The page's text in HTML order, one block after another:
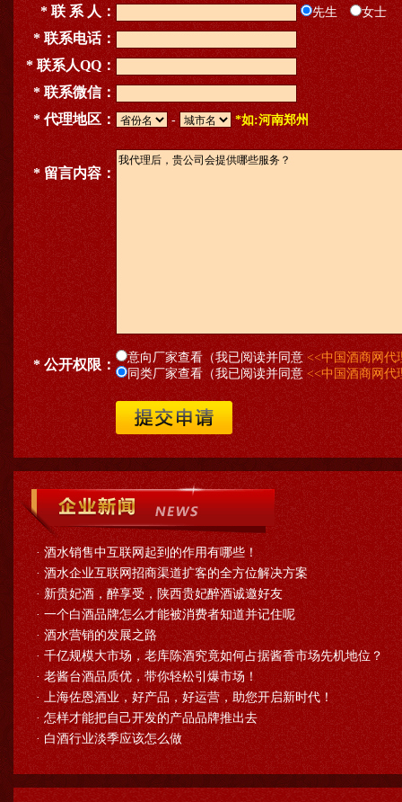
* 联 系 人： 先生 女士
* 联系电话：
* 联系人QQ：
* 联系微信：
* 代理地区：
- *如:河南郑州
* 留言内容：
* 公开权限： 意向厂家查看（我已阅读并同意 <<中国酒商网代
同类厂家查看（我已阅读并同意 <<中国酒商网代
· 酒水销售中互联网起到的作用有哪些！
· 酒水企业互联网招商渠道扩客的全方位解决方案
· 新贵妃酒，醉享受，陕西贵妃醉酒诚邀好友
· 一个白酒品牌怎么才能被消费者知道并记住呢
· 酒水营销的发展之路
· 千亿规模大市场，老库陈酒究竟如何占据酱香市场先机地位？
· 老酱台酒品质优，带你轻松引爆市场！
· 上海佐恩酒业，好产品，好运营，助您开启新时代！
· 怎样才能把自己开发的产品品牌推出去
· 白酒行业淡季应该怎么做